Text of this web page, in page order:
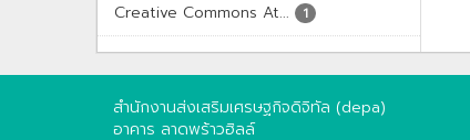
Creative Commons At...
1
สำนักงานส่งเสริมเศรษฐกิจดิจิทัล (depa)
อาคาร ลาดพร้าวฮิลล์